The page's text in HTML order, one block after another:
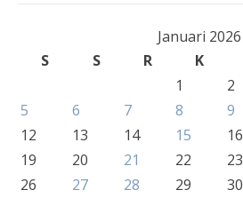
Januari 2026
S
S R K
1
2
5
6 7 8 9
12
13 14 15 16
19
20 21 22 23
26
27 28 29 30